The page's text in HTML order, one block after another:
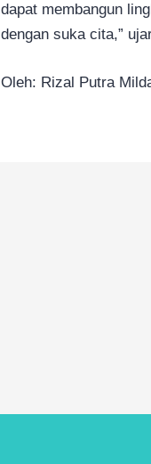
dapat membangun
dengan suka cita,”
Oleh: Rizal Putra